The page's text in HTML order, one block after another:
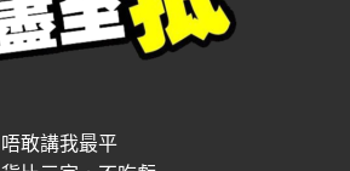
唔敢講我最平